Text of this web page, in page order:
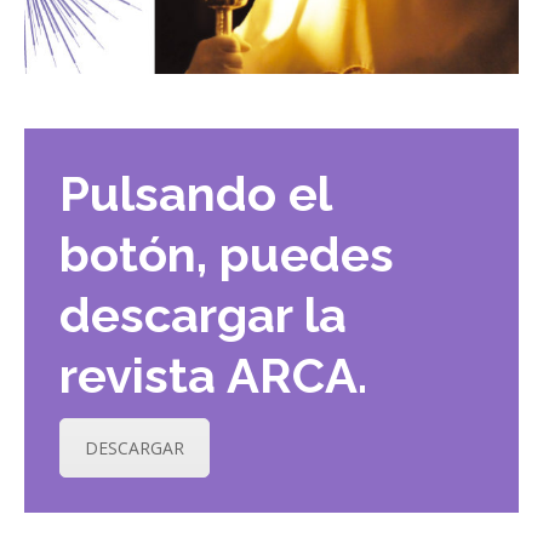
Pulsando el
botón, puedes
descargar la
revista ARCA.
DESCARGAR